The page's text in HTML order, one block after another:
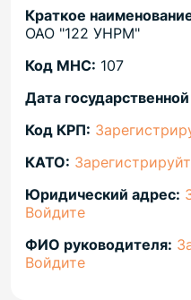
Краткое
ОАО "122 УНРМ"
Код МНС: 107
Дата
Код КРП:
КАТО:
Юридический адрес:
Войдите
ФИО руководителя:
Войдите